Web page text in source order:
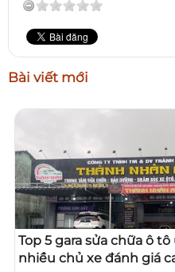
Bài viết mới
Top 5 gara sửa chữa ô
nhiều chủ xe đánh giá